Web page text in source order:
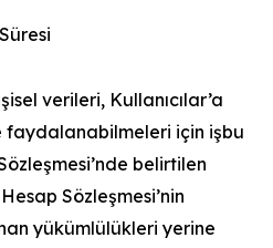
verileri, Kullanıcılar’a
faydalanabilmeleri için işbu
belirtilen
Sözleşmesi’nin
yükümlülükleri yerine